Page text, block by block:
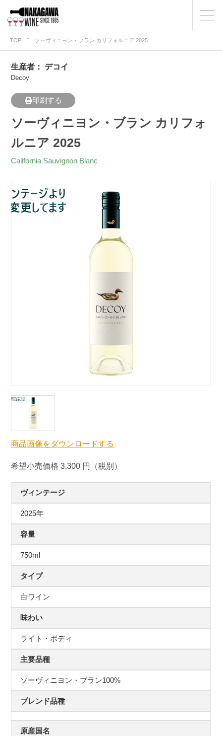
TOP ソーヴィニヨン・ブラン カリフォルニア 2025
生産者： デコイ
Decoy
印刷する
ソーヴィニヨン・ブラン カリフォ
ルニア 2025
California Sauvignon Blanc
商品画像をダウンロードする
希望小売価格 3,300 円（税別）
ヴィンテージ
2025年
容量
750ml
タイプ
白ワイン
味わい
ライト・ボディ
主要品種
ソーヴィニヨン・ブラン100%
ブレンド品種
原産国名